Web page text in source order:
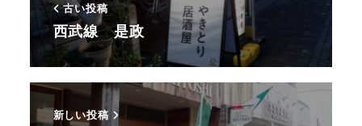
古い投稿
西武線 是政
新しい投稿